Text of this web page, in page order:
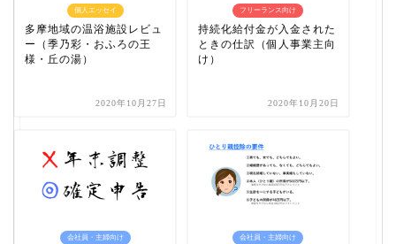
個人エッセイ
多摩地域の温浴施設レビュ
ー（季乃彩・おふろの王
様・丘の湯）
2020年10月27日
フリーランス向け
持続化給付金が入金された
ときの仕訳（個人事業主向
け）
2020年10月20日
会社員・主婦向け 会社員・主婦向け